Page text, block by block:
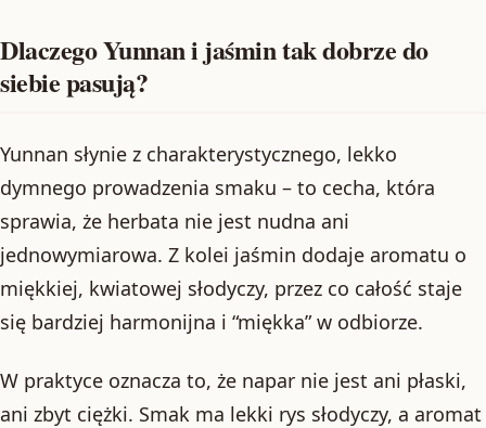
Dlaczego Yunnan i jaśmin tak dobrze do
siebie pasują?
Yunnan słynie z charakterystycznego, lekko
dymnego prowadzenia smaku – to cecha, która
sprawia, że herbata nie jest nudna ani
jednowymiarowa. Z kolei jaśmin dodaje aromatu o
miękkiej, kwiatowej słodyczy, przez co całość staje
się bardziej harmonijna i “miękka” w odbiorze.
W praktyce oznacza to, że napar nie jest ani płaski,
ani zbyt ciężki. Smak ma lekki rys słodyczy, a aromat